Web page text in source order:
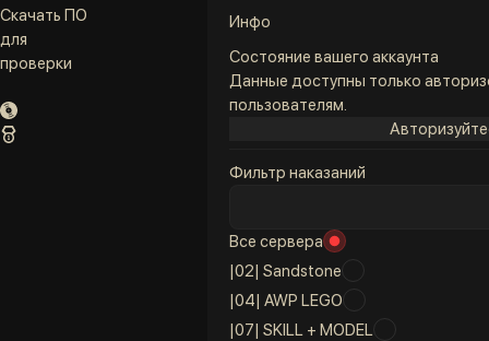
Скачать ПО
для
проверки
Инфо
Состояние вашего аккаунта
Данные доступны только
пользователям.
Фильтр наказаний
Все сервера
|02| Sandstone
|04| AWP LEGO
|07| SKILL + MODEL